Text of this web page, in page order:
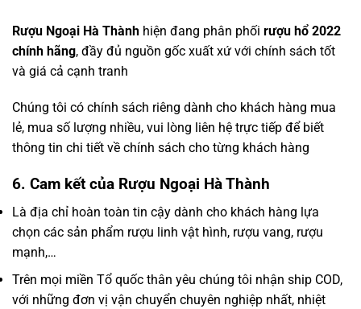
Rượu Ngoại Hà Thành hiện đang phân phối rượu hổ 2022
chính hãng, đầy đủ nguồn gốc xuất xứ với chính sách tốt
và giá cả cạnh tranh
Chúng tôi có chính sách riêng dành cho khách hàng mua
lẻ, mua số lượng nhiều, vui lòng liên hệ trực tiếp để biết
thông tin chi tiết về chính sách cho từng khách hàng
6. Cam kết của Rượu Ngoại Hà Thành
Là địa chỉ hoàn toàn tin cậy dành cho khách hàng lựa
chọn các sản phẩm rượu linh vật hình, rượu vang, rượu
mạnh,…
Trên mọi miền Tổ quốc thân yêu chúng tôi nhận ship COD,
với những đơn vị vận chuyển chuyên nghiệp nhất, nhiệt